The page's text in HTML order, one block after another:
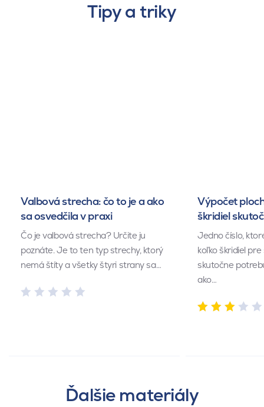
Tipy a triky
Valbová strecha: čo to je a ako
sa osvedčila v praxi
Čo je valbová strecha? Určite ju
poznáte. Je to ten typ strechy, ktorý
nemá štíty a všetky štyri strany sa…
Výpočet
škridiel
Jedno číslo,
koľko škridiel
skutočne
ako…
Ďalšie materiály